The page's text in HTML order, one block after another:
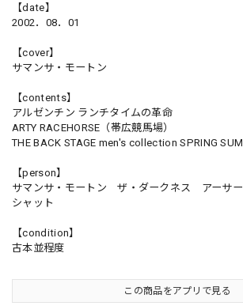
【date】
2002．08．01
【cover】
サマンサ・モートン
【contents】
アルゼンチン ランチタイムの革命
ARTY RACEHORSE（帯広競馬場）
THE BACK STAGE men's collection SPRING
【person】
サマンサ・モートン ザ・ダークネス アーサ
シャット
【condition】
古本並程度
この商品をアプリで見る